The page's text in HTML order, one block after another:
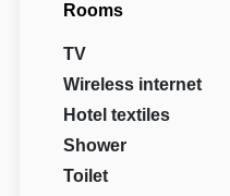
Rooms
TV
Wireless internet
Hotel textiles
Shower
Toilet